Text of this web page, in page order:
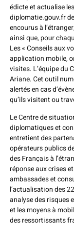
édicte et actualise
diplomatie.gouv.fr
encourus à
ainsi que, pour
Les « Conseils aux
application mobile,
visites. L’équipe du
Ariane. Cet outil
alertés en cas
qu’ils visitent ou
Le Centre de
diplomatiques et
entretient des
opérateurs publics
des Français à
réponse aux crises
ambassades et
l’actualisation des
analyse des risques
et les moyens à
des ressortissants